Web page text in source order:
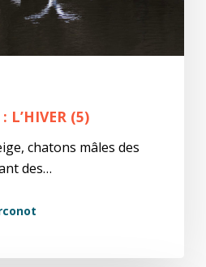
L’HIVER (5)
chatons mâles des
des…